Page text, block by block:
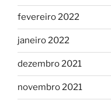
fevereiro 2022
janeiro 2022
dezembro 2021
novembro 2021